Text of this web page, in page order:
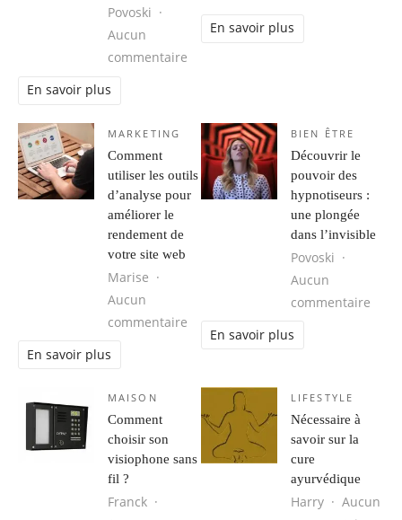
Povoski
Aucun
commentaire
En savoir plus
En savoir plus
MARKETING
Comment
utiliser les outils
d’analyse pour
améliorer le
rendement de
votre site web
Marise
Aucun
commentaire
En savoir plus
BIEN ÊTRE
Découvrir le
pouvoir des
hypnotiseurs :
une plongée
dans l’invisible
Povoski
Aucun
commentaire
En savoir plus
MAISON
Comment
choisir son
visiophone sans
fil ?
Franck
LIFESTYLE
Nécessaire à
savoir sur la
cure
ayurvédique
Harry
Aucun